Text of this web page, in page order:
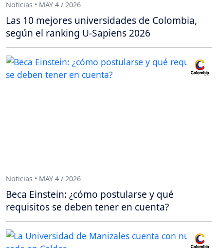
Noticias • MAY 4 / 2026
Las 10 mejores universidades de Colombia,
según el ranking U-Sapiens 2026
Noticias • MAY 4 / 2026
Beca Einstein: ¿cómo postularse y qué
requisitos se deben tener en cuenta?